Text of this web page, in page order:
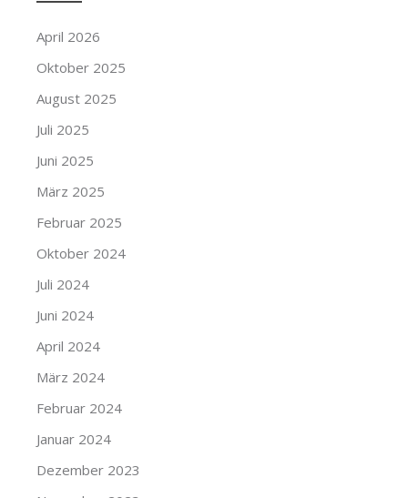
April 2026
Oktober 2025
August 2025
Juli 2025
Juni 2025
März 2025
Februar 2025
Oktober 2024
Juli 2024
Juni 2024
April 2024
März 2024
Februar 2024
Januar 2024
Dezember 2023